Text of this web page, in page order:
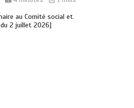
au Comité social et
2 juillet 2026]